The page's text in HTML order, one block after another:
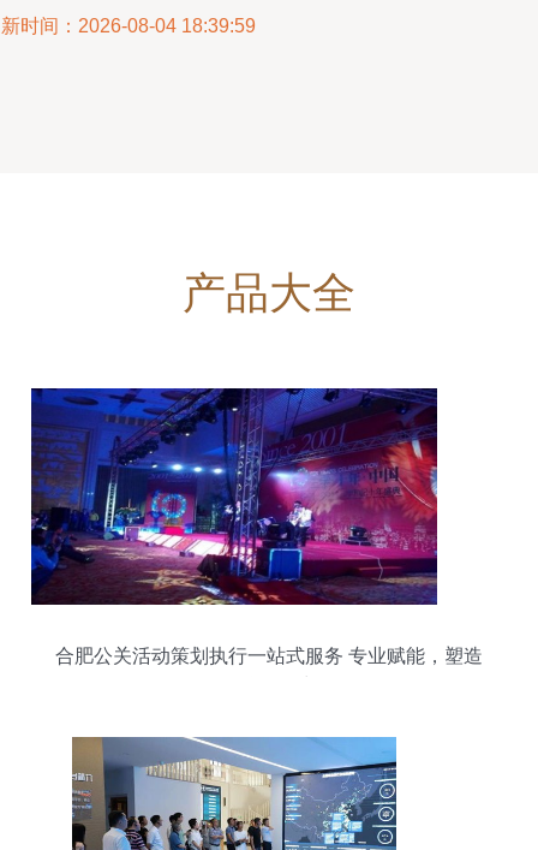
时间：2026-08-04 18:39:59
产品大全
合肥公关活动策划执行一站式服务 专业赋能，塑造